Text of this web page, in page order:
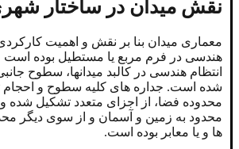
نقش میدان در ساختار
معماری میدان بنا بر نقش و اهمیت
هندسی در فرم مربع یا مستطیل بوده است و
انتظام هندسی در کالبد میدانها، سطوح
شده است. جداره های کلیه سطوح و احجام
محدوده فضا، از اجزای متعدد تشکیل شده
محدود به زمین و آسمان و از سوی دیگر
ها و یا معابر بوده است.